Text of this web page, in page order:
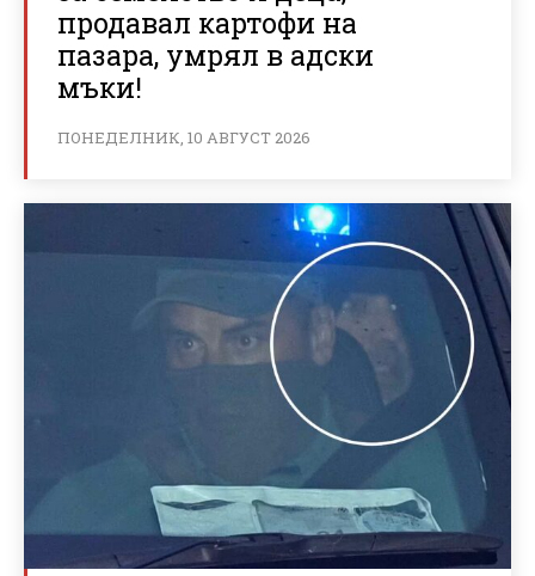
продавал картофи на
пазара, умрял в адски
мъки!
ПОНЕДЕЛНИК, 10 АВГУСТ 2026